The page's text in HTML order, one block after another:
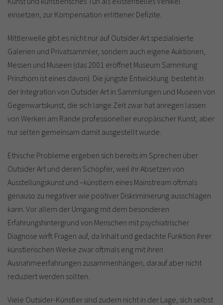
einsetzen, zur Kompensation erlittener Defizite.
Mittlerweile gibt es nicht nur auf Outsider Art spezialisierte
Galerien und Privatsammler, sondern auch eigene Auktionen,
Messen und Museen (das 2001 eröffnet Museum Sammlung
Prinzhorn ist eines davon). Die jüngste Entwicklung besteht in
der Integration von Outsider Art in Sammlungen und Museen von
Gegenwartskunst, die sich lange Zeit zwar hat anregen lassen
von Werken am Rande professioneller europäischer Kunst, aber
nur selten gemeinsam damit ausgestellt wurde.
Ethische Probleme ergeben sich bereits im Sprechen über
Outsider Art und deren Schöpfer, weil ihr Absetzen von
Ausstellungskunst und –künstlern eines Mainstream oftmals
genauso zu negativer wie positiver Diskriminierung ausschlagen
kann. Vor allem der Umgang mit dem besonderen
Erfahrungshintergrund von Menschen mit psychiatrischer
Diagnose wirft Fragen auf, da Inhalt und gedachte Funktion ihrer
künstlerischen Werke zwar oftmals eng mit ihren
Ausnahmeerfahrungen zusammenhängen, darauf aber nicht
reduziert werden sollten.
Viele Outsider-Künstler sind zudem nicht in der Lage, sich selbst